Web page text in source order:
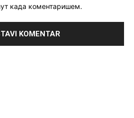
када коментаришем.